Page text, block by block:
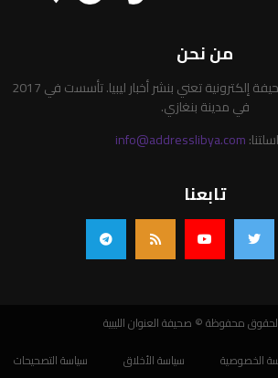
من نحن
صحيفة العنوان الليبية صحيفة إلكترونية تعني بنشر أخبار ليبيا. تأسست في 2017
في مدينة بنغازي.
info@addresslibya.com
تابعنا
محفوظة © صحيفة العنوان الليبية
الخصوصية سياسة الأخلاق
سياسة التصحيحات